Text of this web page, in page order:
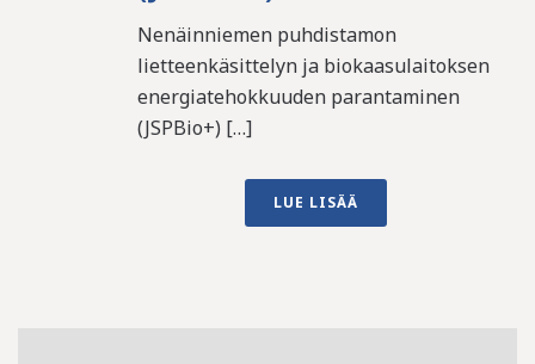
Nenäinniemen puhdistamon
lietteenkäsittelyn ja biokaasulaitoksen
energiatehokkuuden parantaminen
(JSPBio+) […]
LUE LISÄÄ